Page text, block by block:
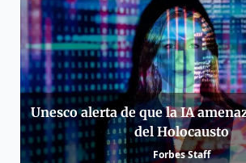
Unesco alerta de que la IA
del Holocausto
Forbes Staff